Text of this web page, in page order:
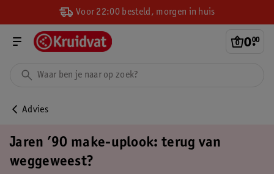
Voor 22:00 besteld, morgen in huis
0.
00
Advies
Jaren ’90 make-uplook: terug van
weggeweest?